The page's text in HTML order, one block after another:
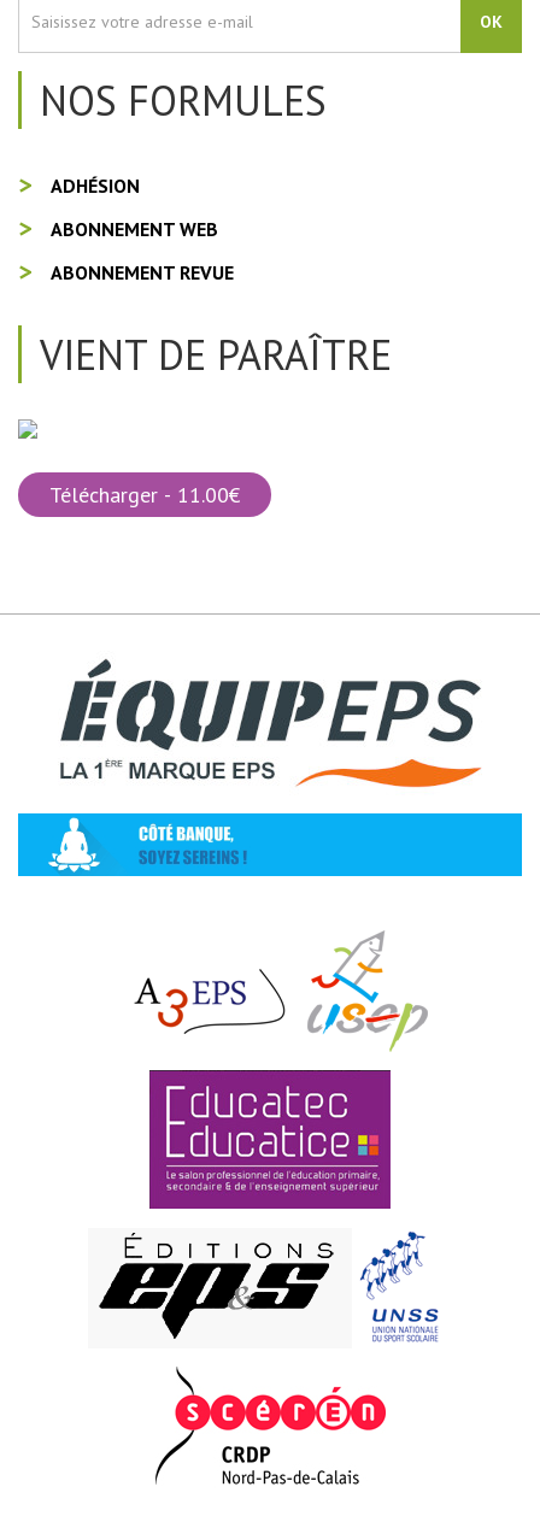
OK
NOS FORMULES
ADHÉSION
ABONNEMENT WEB
ABONNEMENT REVUE
VIENT DE PARAÎTRE
Télécharger - 11.00€